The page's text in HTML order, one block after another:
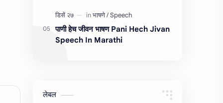
पाणी हेच जीवन भाषण Pani Hech Jivan
Speech In Marathi
लेबल